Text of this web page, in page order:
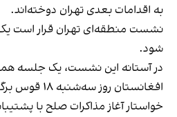
به اقدامات بعدی تهران دوخته‌اند.
شود.
در آستانه این نشست، یک جلسه
افغانستان
خواستار آغاز مذاکرات صلح با